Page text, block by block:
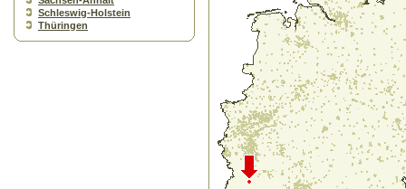
Schleswig-Holstein
Thüringen